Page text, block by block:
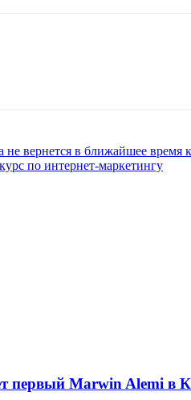
вернется в ближайшее время
по интернет-маркетингу
первый Marwin Alemi в